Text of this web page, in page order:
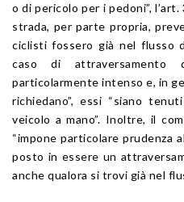
o di pericolo per i pedoni”, l’art.
strada, per parte propria,
ciclisti fossero già nel flusso
caso di
particolarmente intenso e, in
richiedano”, essi “siano
veicolo a mano”. Inoltre, il
“impone particolare prudenza
posto in essere un
anche qualora si trovi già nel